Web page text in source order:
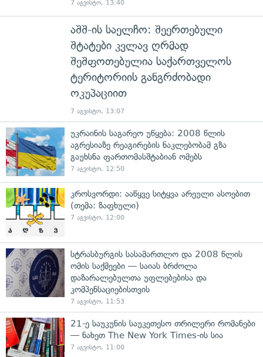
7 აგვისტო, 13:40
აშშ-ის საელჩო: შეერთებული
შტატები კვლავ ღრმად
შეშფოთებულია საქართველოს
ტერიტორიის განგრძობადი
ოკუპაციით
7 აგვისტო, 13:07
უკრაინის საგარეო უწყება: 2008 წლის
აგრესიაზე რეაგირების ნაკლებობამ გზა
გაუხსნა ფართომასშტაბიან ომებს
7 აგვისტო, 12:50
კროსვორდი: ააწყვე სიტყვა არეული ასოებით
(თემა: ზაფხული)
7 აგვისტო, 12:00
სტრასბურგის სასამართლო და 2008 წლის
ომის საქმეები — საიას ბრძოლა
დაზარალებულთა უფლებებისა და
კომპენსაციებისთვის
7 აგვისტო, 11:53
21-ე საუკუნის საუკეთესო თრილერი რომანები
— ნახეთ The New York Times-ის სია
7 აგვისტო, 11:00